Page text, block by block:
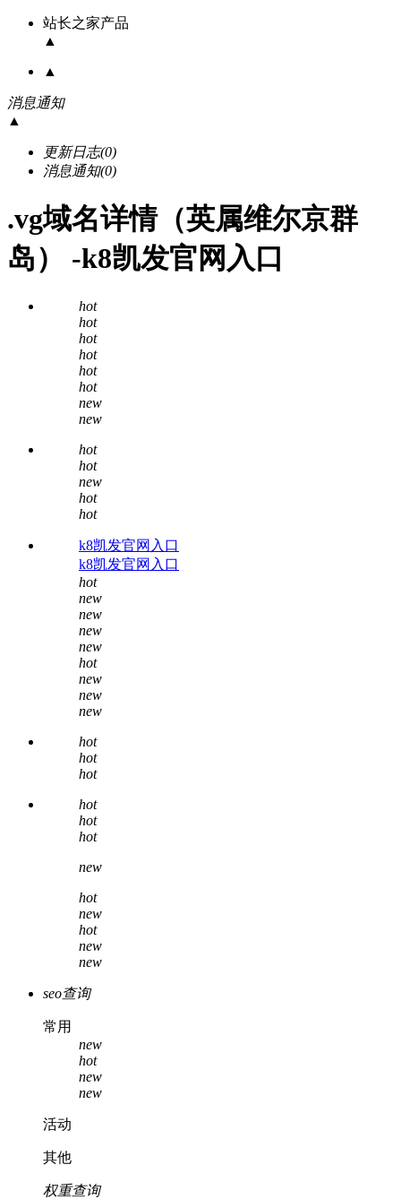
站长之家产品
▲
▲
消息通知
▲
更新日志(0)
消息通知(0)
.vg域名详情（英属维尔京群
岛） -k8凯发官网入口
hot
hot
hot
hot
hot
hot
new
new
hot
hot
new
hot
hot
k8凯发官网入口
k8凯发官网入口
hot
new
new
new
new
hot
new
new
new
hot
hot
hot
hot
hot
hot
new
hot
new
hot
new
new
seo查询
常用
new
hot
new
new
活动
其他
权重查询